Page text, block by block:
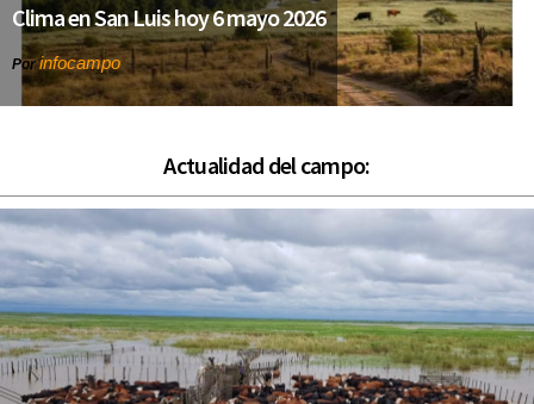
Clima en San Luis hoy 6 mayo 2026
Porinfocampo
Actualidad del campo: